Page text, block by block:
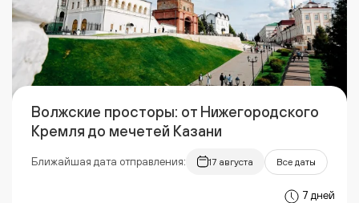
Волжские просторы: от Нижегородского
Кремля до мечетей Казани
Ближайшая дата отправления: 17 августа Все даты
7 дней